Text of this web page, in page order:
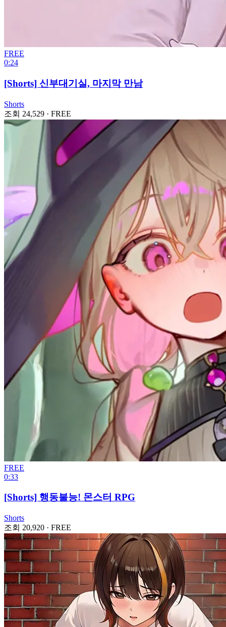
FREE
0:24
[Shorts] 신부대기실, 마지막 만남
Shorts
조회 24,529 · FREE
FREE
0:33
[Shorts] 행동불능! 몬스터 RPG
Shorts
조회 20,920 · FREE